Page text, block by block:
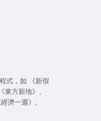
式，如
《新假
《東方新地》 、
經濟一週》 。